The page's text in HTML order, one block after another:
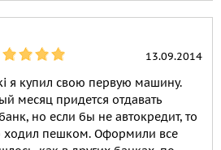
13.09.2014
я купил свою первую машину.
месяц придется отдавать
но если бы не автокредит, то
ходил пешком. Оформили все